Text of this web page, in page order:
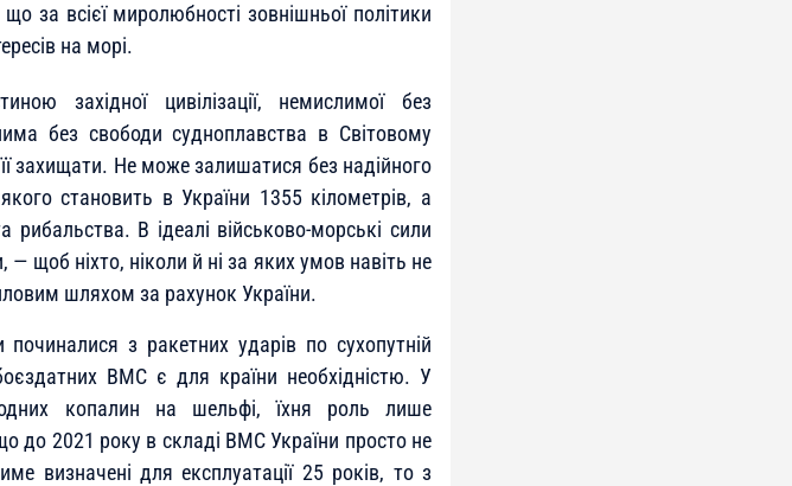
за всієї миролюбності зовнішньої політики
на морі.
західної цивілізації, немислимої без
без свободи судноплавства в Світовому
захищати. Не може залишатися без надійного
становить в України 1355 кілометрів, а
рибальства. В ідеалі військово-морські сили
ніхто, ніколи й ні за яких умов навіть не
шляхом за рахунок України.
з ракетних ударів по сухопутній
ВМС є для країни необхідністю. У
копалин на шельфі, їхня роль лише
до 2021 року в складі ВМС України просто не
визначені для експлуатації 25 років, то з